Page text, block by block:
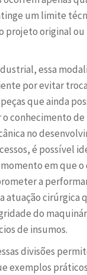
um limite
projeto original ou
essa
por evitar
que ainda
conhecimento de
no
é possível
em que o
a
atuação cirúrgica
do
de insumos.
divisões
exemplos